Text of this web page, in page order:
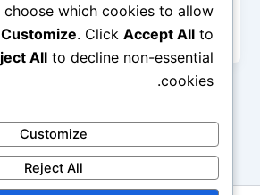
منزل وكل الشركات والمدارس والفلل
الخزانات هي […]
which cookies to allow
Customize. ClickAccept All to
All to decline non-essential
cookies.
Customize
Reject All